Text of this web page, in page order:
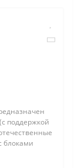
поддержкой
блоками